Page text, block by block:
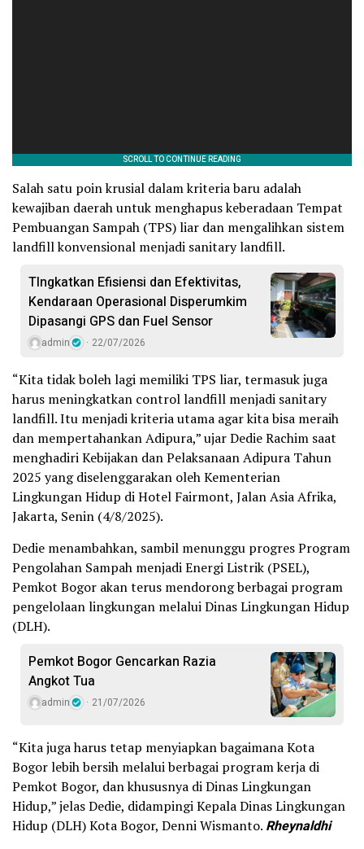
Salah satu poin krusial dalam kriteria baru adalah
kewajiban daerah untuk menghapus keberadaan Tempat
Pembuangan Sampah (TPS) liar dan mengalihkan sistem
landfill konvensional menjadi sanitary landfill.
TIngkatkan Efisiensi dan Efektivitas,
Kendaraan Operasional Disperumkim
Dipasangi GPS dan Fuel Sensor
admin 22/07/2026
“Kita tidak boleh lagi memiliki TPS liar, termasuk juga
harus meningkatkan control landfill menjadi sanitary
landfill. Itu menjadi kriteria utama agar kita bisa meraih
dan mempertahankan Adipura,” ujar Dedie Rachim saat
menghadiri Kebijakan dan Pelaksanaan Adipura Tahun
2025 yang diselenggarakan oleh Kementerian
Lingkungan Hidup di Hotel Fairmont, Jalan Asia Afrika,
Jakarta, Senin (4/8/2025).
Dedie menambahkan, sambil menunggu progres Program
Pengolahan Sampah menjadi Energi Listrik (PSEL),
Pemkot Bogor akan terus mendorong berbagai program
pengelolaan lingkungan melalui Dinas Lingkungan Hidup
(DLH).
Pemkot Bogor Gencarkan Razia
Angkot Tua
admin 21/07/2026
“Kita juga harus tetap menyiapkan bagaimana Kota
Bogor lebih bersih melalui berbagai program kerja di
Pemkot Bogor, dan khususnya di Dinas Lingkungan
Hidup,” jelas Dedie, didampingi Kepala Dinas Lingkungan
Hidup (DLH) Kota Bogor, Denni Wismanto. Rheynaldhi